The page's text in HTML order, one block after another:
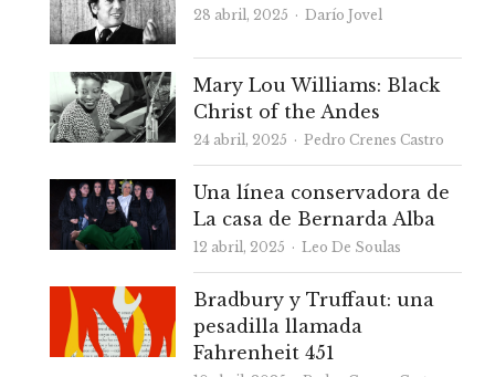
28 abril, 2025 Autor
Darío Jovel
Mary Lou Williams: Black
Christ of the Andes
24 abril, 2025 Autor
Pedro Crenes Castro
Una línea conservadora de
La casa de Bernarda Alba
12 abril, 2025 Autor
Leo De Soulas
Bradbury y Truffaut: una
pesadilla llamada
Fahrenheit 451